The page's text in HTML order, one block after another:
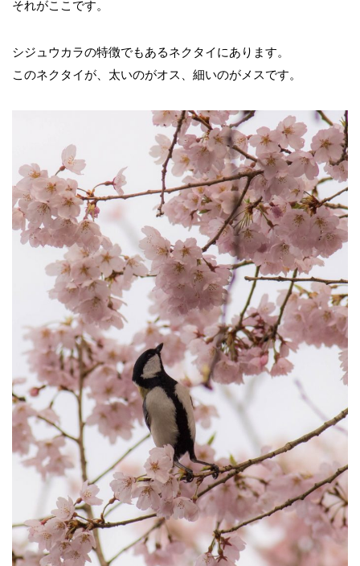
それがここです。
シジュウカラの特徴でもあるネクタイにあります。
このネクタイが、太いのがオス、細いのがメスです。